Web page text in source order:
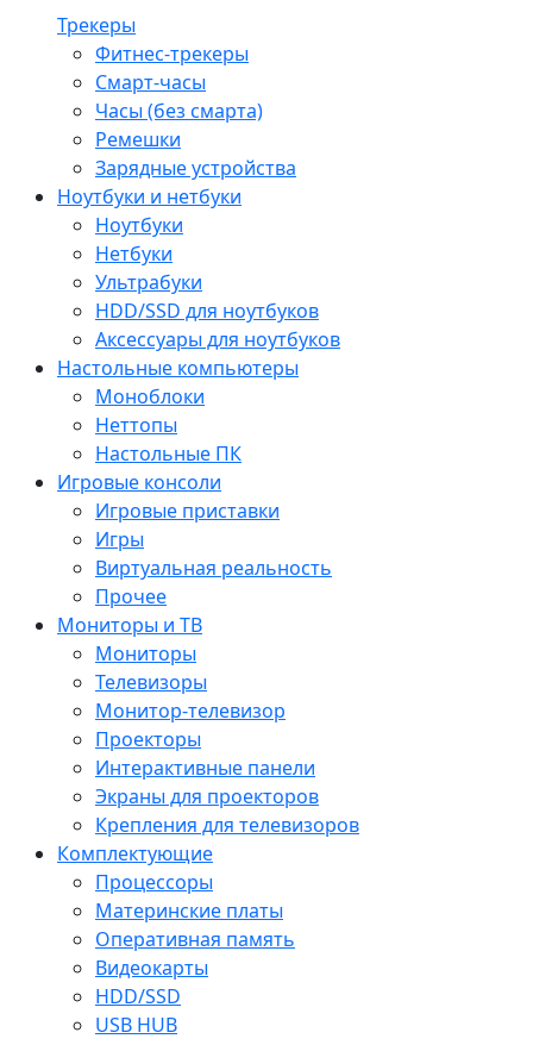
Трекеры
Фитнес-трекеры
Смарт-часы
Часы (без смарта)
Ремешки
Зарядные устройства
Ноутбуки и нетбуки
Ноутбуки
Нетбуки
Ультрабуки
HDD/SSD для ноутбуков
Аксессуары для ноутбуков
Настольные компьютеры
Моноблоки
Неттопы
Настольные ПК
Игровые консоли
Игровые приставки
Игры
Виртуальная реальность
Прочее
Мониторы и ТВ
Мониторы
Телевизоры
Монитор-телевизор
Проекторы
Интерактивные панели
Экраны для проекторов
Крепления для телевизоров
Комплектующие
Процессоры
Материнские платы
Оперативная память
Видеокарты
HDD/SSD
USB HUB